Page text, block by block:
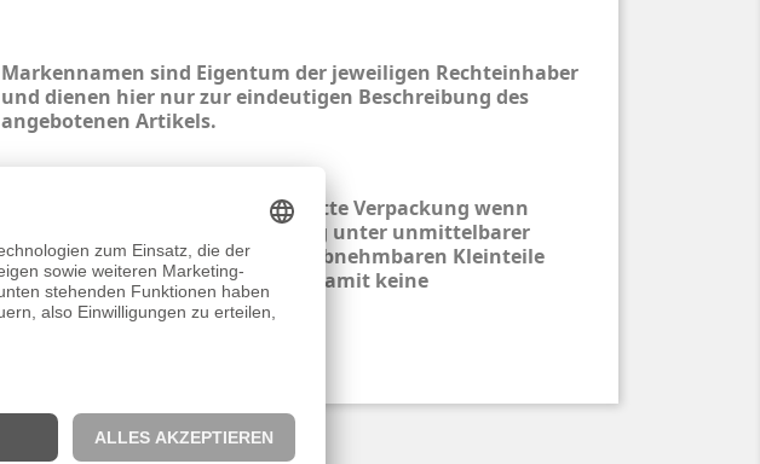
Markennamen sind Eigentum der jeweiligen Rechteinhaber
und dienen hier nur zur eindeutigen Beschreibung des
angebotenen Artikels.
Verpackung ist kein Spielzeug. Bitte Verpackung wenn
vorhanden entfernen. Benutzung unter unmittelbarer
Aufsicht von Erwachsenen. Alle abnehmbaren Kleinteile
bitte vor dem Spielen entfernen damit keine
Verletzungsgefahr besteht.